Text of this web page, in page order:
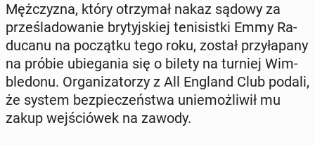
Męż­czy­zna, który otrzy­mał nakaz sądowy za
prze­śla­do­wa­nie bry­tyj­skiej te­ni­sist­ki Emmy Ra­
du­ca­nu na po­cząt­ku tego roku, został przy­ła­pa­ny
na próbie ubie­ga­nia się o bilety na turniej Wim­
ble­do­nu. Or­ga­ni­za­to­rzy z All England Club podali,
że system bez­pie­czeń­stwa unie­moż­li­wił mu
zakup wej­śció­wek na zawody.